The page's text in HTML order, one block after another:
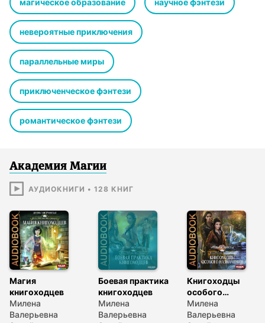
приключениям.
Книга 1. Магия книгоходцев
Книга 2. Боевая практика книгоходцев
Книга 3. Книгоходцы особого назначения
Книга 4. Книгоходцы и тайна механического бога
© Завойчинская Милена Валерьевна
© ИДДК
магическое образование научное фэнтези
невероятные приключения
параллельные миры
приключенческое фэнтези
романтическое фэнтези
Академия Магии
АУДИОКНИГИ • 128 КНИГ
Магия
книгоходцев
Милена
Валерьевна
Боевая практика
книгоходцев
Милена
Валерьевна
Книгоходцы
особого
назначения
Милена
Валерьевна